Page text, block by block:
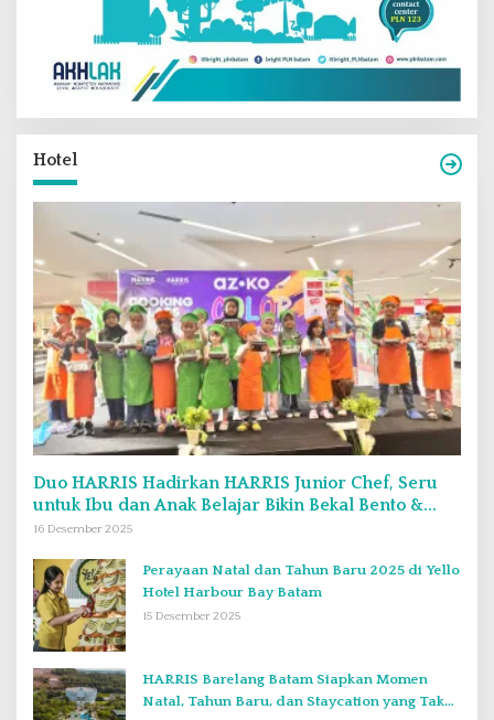
Hotel
Duo HARRIS Hadirkan HARRIS Junior Chef, Seru
untuk Ibu dan Anak Belajar Bikin Bekal Bento &
Kimbab
16 Desember 2025
Perayaan Natal dan Tahun Baru 2025 di Yello
Hotel Harbour Bay Batam
15 Desember 2025
HARRIS Barelang Batam Siapkan Momen
Natal, Tahun Baru, dan Staycation yang Tak